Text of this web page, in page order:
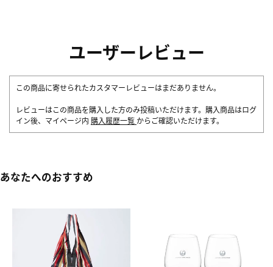
ユーザーレビュー
この商品に寄せられたカスタマーレビューはまだありません。
レビューはこの商品を購入した方のみ投稿いただけます。購入商品はログ
イン後、マイページ内 購入履歴一覧 からご確認いただけます。
あなたへのおすすめ